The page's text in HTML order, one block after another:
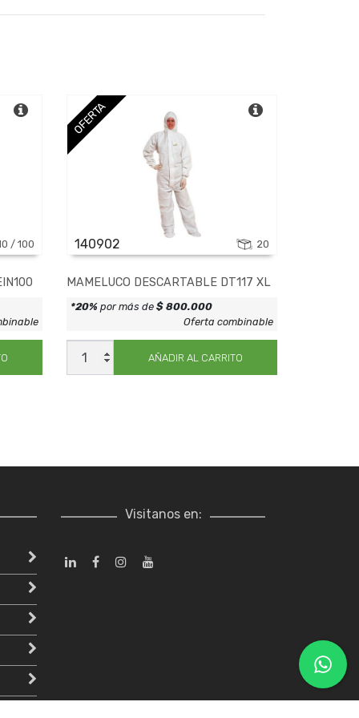
/ 100
OFERTA
140902 20
MAMELUCO DESCARTABLE DT117 XL
MAMELUCO
DESCARTABLE
DT117
AÑADIR AL CARRITO
*20% por más de$ 800.000
Oferta combinable
Visitanos en: